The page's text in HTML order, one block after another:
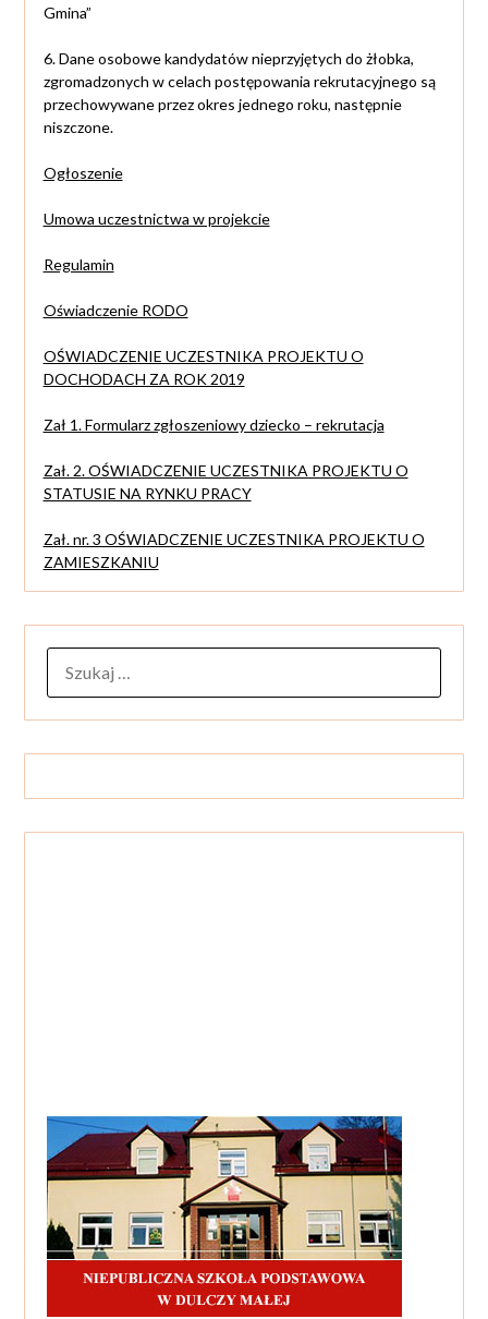
Gmina”
6. Dane osobowe kandydatów nieprzyjętych do żłobka,
zgromadzonych w celach postępowania rekrutacyjnego są
przechowywane przez okres jednego roku, następnie
niszczone.
Ogłoszenie
Umowa uczestnictwa w projekcie
Regulamin
Oświadczenie RODO
OŚWIADCZENIE UCZESTNIKA PROJEKTU O
DOCHODACH ZA ROK 2019
Zał 1. Formularz zgłoszeniowy dziecko – rekrutacja
Zał. 2. OŚWIADCZENIE UCZESTNIKA PROJEKTU O
STATUSIE NA RYNKU PRACY
Zał. nr. 3 OŚWIADCZENIE UCZESTNIKA PROJEKTU O
ZAMIESZKANIU